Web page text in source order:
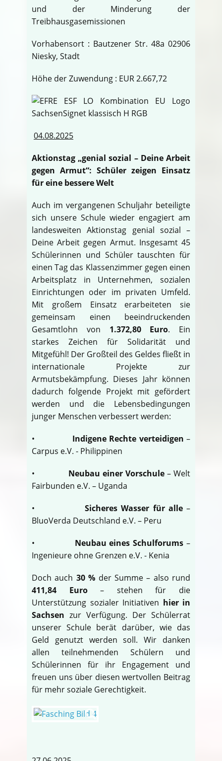
und der Minderung der
Treibhausgasemissionen
Vorhabensort : Bautzener Str. 48a 02906
Niesky, Stadt
Höhe der Zuwendung : EUR 2.667,72
04.08.2025
Aktionstag „genial sozial – Deine Arbeit
gegen Armut“: Schüler zeigen Einsatz
für eine bessere Welt
Auch im vergangenen Schuljahr beteiligte
sich unsere Schule wieder engagiert am
landesweiten Aktionstag genial sozial –
Deine Arbeit gegen Armut. Insgesamt 45
Schülerinnen und Schüler tauschten für
einen Tag das Klassenzimmer gegen einen
Arbeitsplatz in Unternehmen, sozialen
Einrichtungen oder im privaten Umfeld.
Mit großem Einsatz erarbeiteten sie
gemeinsam einen beeindruckenden
Gesamtlohn von 1.372,80 Euro. Ein
starkes Zeichen für Solidarität und
Mitgefühl! Der Großteil des Geldes fließt in
internationale Projekte zur
Armutsbekämpfung. Dieses Jahr können
dadurch folgende Projekt mit gefördert
werden und die Lebensbedingungen
junger Menschen verbessert werden:
• Indigene Rechte verteidigen –
Carpus e.V. - Philippinen
• Neubau einer Vorschule – Welt
Fairbunden e.V. – Uganda
•Sicheres Wasser für alle–
BluoVerda Deutschland e.V. – Peru
• Neubau eines Schulforums –
Ingenieure ohne Grenzen e.V. - Kenia
Doch auch 30 % der Summe – also rund
411,84 Euro– stehen für die
Unterstützung sozialer Initiativen hier in
Sachsen zur Verfügung. Der Schülerrat
unserer Schule berät darüber, wie das
Geld genutzt werden soll. Wir danken
allen teilnehmenden Schülern und
Schülerinnen für ihr Engagement und
freuen uns über diesen wertvollen Beitrag
für mehr soziale Gerechtigkeit.